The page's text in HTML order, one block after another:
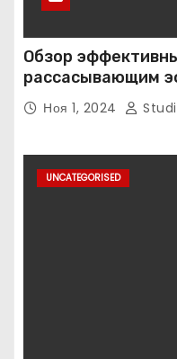
Обзор
рассасывающим
Ноя 1, 2024
UNCATEGORISED